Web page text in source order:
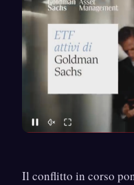
Il conflitto in corso